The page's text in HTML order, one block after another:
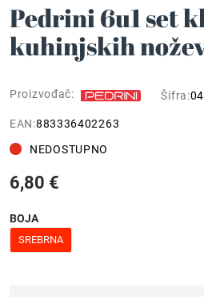
Pedrini 6u1 set
kuhinjskih
Proizvođač: Šifra:
EAN:883336402263
NEDOSTUPNO
6,80 €
BOJA
SREBRNA